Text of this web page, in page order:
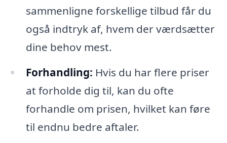
sammenligne forskellige tilbud får du
også indtryk af, hvem der værdsætter
dine behov mest.
Forhandling: Hvis du har flere priser
at forholde dig til, kan du ofte
forhandle om prisen, hvilket kan føre
til endnu bedre aftaler.